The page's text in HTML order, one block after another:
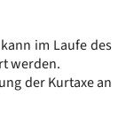
im Laufe des
werden.
der Kurtaxe an